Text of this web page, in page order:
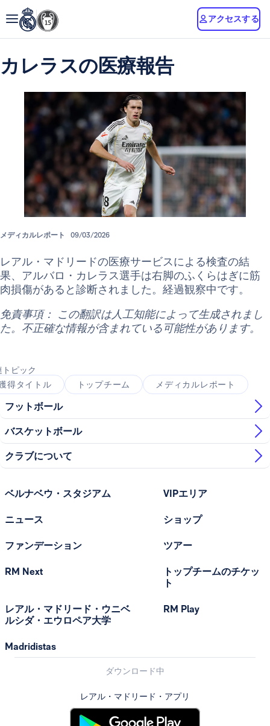
アクセスする
カレラスの医療報告
メディカルレポート 09/03/2026
レアル・マドリードの医療サービスによる検査の結
果、アルバロ・カレラス選手は右脚のふくらはぎに筋
肉損傷があると診断されました。経過観察中です。
免責事項： この翻訳は人工知能によって生成されまし
た。不正確な情報が含まれている可能性があります。
トピック
得タイトル
トップチーム メディカルレポート
フットボール
バスケットボール
クラブについて
ベルナベウ・スタジアム
ニュース
ファンデーション
RM Next
レアル・マドリード・ウニベ
ルシダ・エウロペア大学
Madridistas
VIPエリア
ショップ
ツアー
トップチームのチケッ
ト
RM Play
ダウンロード中
レアル・マドリード・アプリ